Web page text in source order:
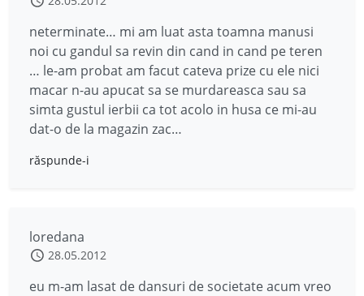
neterminate… mi am luat asta toamna manusi
noi cu gandul sa revin din cand in cand pe teren
… le-am probat am facut cateva prize cu ele nici
macar n-au apucat sa se murdareasca sau sa
simta gustul ierbii ca tot acolo in husa ce mi-au
dat-o de la magazin zac…
răspunde-i
loredana
28.05.2012
eu m-am lasat de dansuri de societate acum vreo